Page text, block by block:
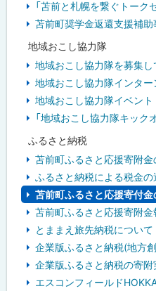
「苫前と札幌を繋ぐトーク
苫前町奨学金返還支援補助
地域おこし協力隊
地域おこし協力隊を募集し
地域おこし協力隊インタ
地域おこし協力隊イベント
「地域おこし協力隊キック
ふるさと納税
苫前町ふるさと応援寄附
ふるさと納税による税金
苫前町ふるさと応援寄付
苫前町ふるさと応援寄附
とままえ旅先納税について
企業版ふるさと納税(地方
企業版ふるさと納税の寄附
エスコンフィールド